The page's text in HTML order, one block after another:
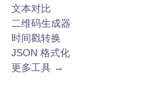
文本对比
二维码生成器
时间戳转换
JSON 格式化
更多工具 →